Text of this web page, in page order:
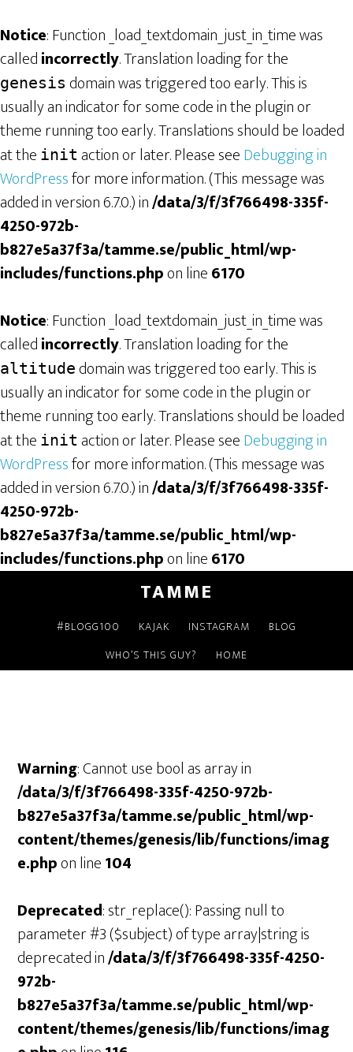
Notice: Function _load_textdomain_just_in_time was
calledincorrectly. Translation loading for the
genesis domain was triggered too early. This is
usually an indicator for some code in the plugin or
theme running too early. Translations should be loaded
at the init action or later. Please seeDebugging in
WordPressfor more information. (This message was
added in version 6.7.0.) in/data/3/f/3f766498-335f-
4250-972b-
b827e5a37f3a/tamme.se/public_html/wp-
includes/functions.phpon line6170
Notice: Function _load_textdomain_just_in_time was
calledincorrectly. Translation loading for the
altitude domain was triggered too early. This is
usually an indicator for some code in the plugin or
theme running too early. Translations should be loaded
at the init action or later. Please seeDebugging in
WordPressfor more information. (This message was
added in version 6.7.0.) in/data/3/f/3f766498-335f-
4250-972b-
b827e5a37f3a/tamme.se/public_html/wp-
includes/functions.phpon line6170
TAMME
#BLOGG100 KAJAK INSTAGRAM
BLOG
WHO’S THIS GUY?
HOME
Warning: Cannot use bool as array in
/data/3/f/3f766498-335f-4250-972b-
b827e5a37f3a/tamme.se/public_html/wp-
content/themes/genesis/lib/functions/imag
e.phpon line104
Deprecated: str_replace(): Passing null to
parameter #3 ($subject) of type array|string is
deprecated in/data/3/f/3f766498-335f-4250-
972b-
b827e5a37f3a/tamme.se/public_html/wp-
content/themes/genesis/lib/functions/imag